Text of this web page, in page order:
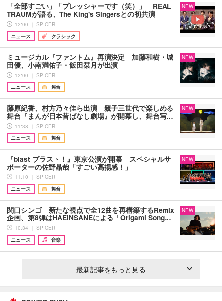
「全部すごい」「プレッシャーです（笑）」 REAL
TRAUMが語る、The King's Singersとの初共演
12:00 ｜ SPICER
ニュース
クラシック
NEW
ミュージカル『ファントム』再演決定 加藤和樹・城
田優、小南満佑子・飯田栞月が出演
12:00 ｜ SPICER
ニュース
舞台
NEW
藤原紀香、村方乃々佳ら出演 親子三世代で楽しめる
舞台『まんが日本昔ばなし劇場』が開幕し、舞台写…
11:38 ｜ SPICER
ニュース
舞台
NEW
『blast ブラスト！』東京公演が開幕 スペシャルサ
ポーターの佐野晶哉「すごい高揚感！」
11:10 ｜ SPICER
ニュース
舞台
NEW
関口シンゴ 新たな視点で全12曲を再構築するRemix
企画、第8弾はHAEINSANEによる「Origami Song…
10:34 ｜ SPICER
ニュース
音楽
NEW
最新記事をもっと見る